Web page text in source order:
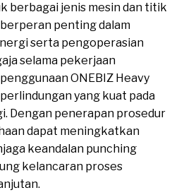
berbagai jenis mesin dan titik
penting dalam
serta pengoperasian
selama pekerjaan
ONEBIZ Heavy
yang kuat pada
Dengan penerapan prosedur
dapat meningkatkan
keandalan punching
kelancaran proses